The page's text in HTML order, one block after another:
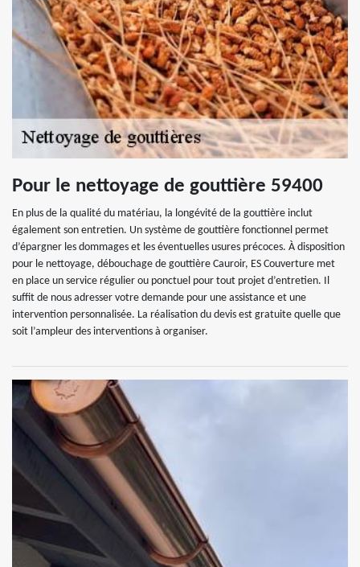
Pour le nettoyage de gouttière 59400
En plus de la qualité du matériau, la longévité de la gouttière inclut
également son entretien. Un système de gouttière fonctionnel permet
d’épargner les dommages et les éventuelles usures précoces. À disposition
pour le nettoyage, débouchage de gouttière Cauroir, ES Couverture met
en place un service régulier ou ponctuel pour tout projet d’entretien. Il
suffit de nous adresser votre demande pour une assistance et une
intervention personnalisée. La réalisation du devis est gratuite quelle que
soit l’ampleur des interventions à organiser.